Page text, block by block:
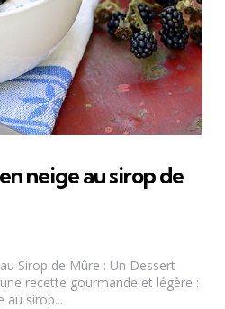
neige au sirop de
Sirop de Mûre : Un Dessert
recette gourmande et légère :
au sirop...